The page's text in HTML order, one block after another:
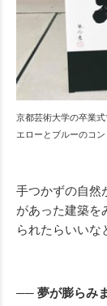
京都芸術大学の卒業
エローとブルーのコ
手つかずの自然
があった建築を
られたらいいな
── 夢が膨らみ